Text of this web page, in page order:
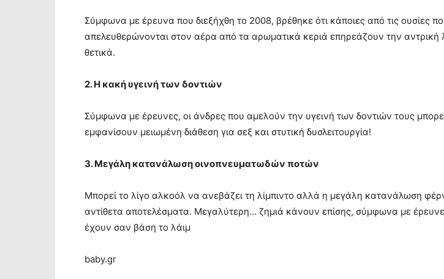
Σύμφωνα με έρευνα που διεξήχθη το 2008, βρέθηκε ότι κάποιες από τις ουσίες
απελευθερώνονται στον αέρα από τα αρωματικά κεριά επηρεάζουν την αντρική
θετικά.
2. Η κακή υγεινή των δοντιών
Σύμφωνα με έρευνες, οι άνδρες που αμελούν την υγεινή των δοντιών τους
εμφανίσουν μειωμένη διάθεση για σεξ και στυτική δυσλειτουργία!
3. Μεγάλη κατανάλωση οινοπνευματωδών ποτών
Μπορεί το λίγο αλκοόλ να ανεβάζει τη λίμπιντο αλλά η μεγάλη κατανάλωση
αντίθετα αποτελέσματα. Μεγαλύτερη… ζημιά κάνουν επίσης, σύμφωνα με
έχουν σαν βάση το λάιμ
baby.gr